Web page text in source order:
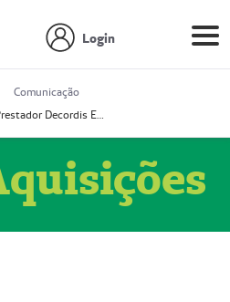
Login
Comunicação
Prestador Decordis Exames Cardiológicos LTDA (51004347-4)